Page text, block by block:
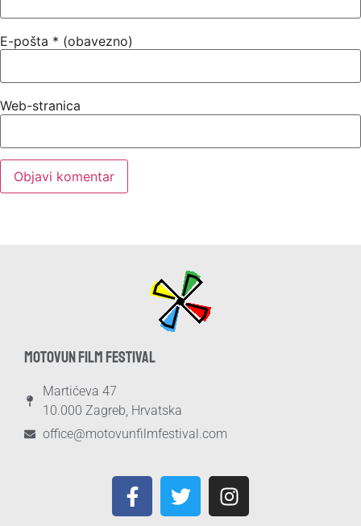
E-pošta * (obavezno)
Web-stranica
MOTOVUN FILM FESTIVAL
Martićeva 47
10.000 Zagreb, Hrvatska
office@motovunfilmfestival.com